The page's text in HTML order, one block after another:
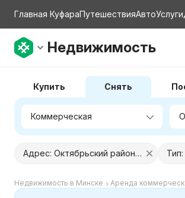
Главная КуфараПутешествияАвтоУслуги
Недвижимость
Купить Снять
Адрес: Октябрьский район, Минск
Недвижимость в Минске Аренда